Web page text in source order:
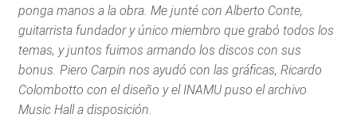
ponga manos a la obra. Me junté con Alberto Conte,
guitarrista fundador y único miembro que grabó todos los
temas, y juntos fuimos armando los discos con sus
bonus. Piero Carpin nos ayudó con las gráficas, Ricardo
Colombotto con el diseño y el INAMU puso el archivo
Music Hall a disposición.